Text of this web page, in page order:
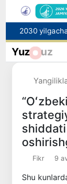
Yuz uz
Fikr 9
Shu